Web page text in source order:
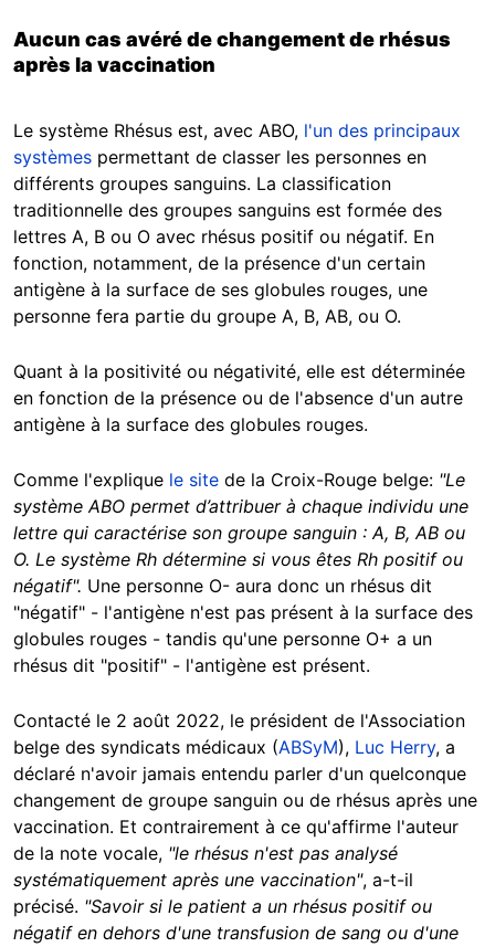
Aucun cas avéré de changement de rhésus
après la vaccination
Le système Rhésus est, avec ABO, l'un des principaux
systèmes permettant de classer les personnes en
différents groupes sanguins. La classification
traditionnelle des groupes sanguins est formée des
lettres A, B ou O avec rhésus positif ou négatif. En
fonction, notamment, de la présence d'un certain
antigène à la surface de ses globules rouges, une
personne fera partie du groupe A, B, AB, ou O.
Quant à la positivité ou négativité, elle est déterminée
en fonction de la présence ou de l'absence d'un autre
antigène à la surface des globules rouges.
Comme l'explique le site de la Croix-Rouge belge: "Le
système ABO permet d’attribuer à chaque individu une
lettre qui caractérise son groupe sanguin : A, B, AB ou
O. Le système Rh détermine si vous êtes Rh positif ou
négatif". Une personne O- aura donc un rhésus dit
"négatif" - l'antigène n'est pas présent à la surface des
globules rouges - tandis qu'une personne O+ a un
rhésus dit "positif" - l'antigène est présent.
Contacté le 2 août 2022, le président de l'Association
belge des syndicats médicaux (ABSyM), Luc Herry, a
déclaré n'avoir jamais entendu parler d'un quelconque
changement de groupe sanguin ou de rhésus après une
vaccination. Et contrairement à ce qu'affirme l'auteur
de la note vocale, "le rhésus n'est pas analysé
systématiquement après une vaccination", a-t-il
précisé. "Savoir si le patient a un rhésus positif ou
négatif en dehors d'une transfusion de sang ou d'une